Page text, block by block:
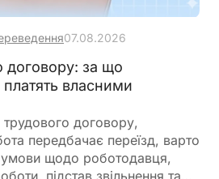
07.08.2026
договору: за що
платять власними
договору,
передбачає переїзд, варто
умови щодо роботодавця,